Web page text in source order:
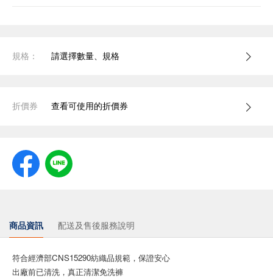
規格： 請選擇數量、規格
折價券 查看可使用的折價券
商品資訊 配送及售後服務說明
符合經濟部CNS15290紡織品規範，保證安心
出廠前已清洗，真正清潔免洗褲